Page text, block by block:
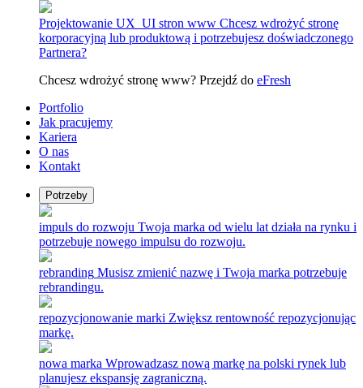
Projektowanie UX_UI stron www Chcesz wdrożyć stronę
korporacyjną lub produktową i potrzebujesz doświadczonego
Partnera?
Chcesz wdrożyć stronę www? Przejdź do eFresh
Portfolio
Jak pracujemy
Kariera
O nas
Kontakt
Potrzeby
impuls do rozwoju Twoja marka od wielu lat działa na rynku i
potrzebuje nowego impulsu do rozwoju.
rebranding Musisz zmienić nazwę i Twoja marka potrzebuje
rebrandingu.
repozycjonowanie marki Zwiększ rentowność repozycjonując
markę.
nowa marka Wprowadzasz nową markę na polski rynek lub
planujesz ekspansję zagraniczną.